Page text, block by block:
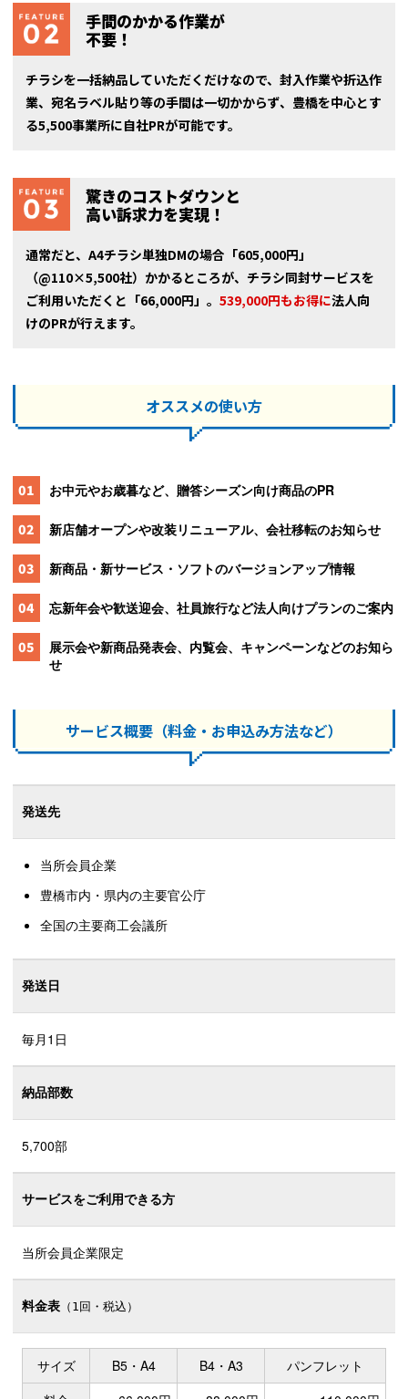
手間のかかる作業が
不要！
チラシを一括納品していただくだけなので、封入作業や折込作
業、宛名ラベル貼り等の手間は一切かからず、豊橋を中心とす
る5,500事業所に自社PRが可能です。
驚きのコストダウンと
高い訴求力を実現！
通常だと、A4チラシ単独DMの場合「605,000円」
（@110×5,500社）かかるところが、チラシ同封サービスを
ご利用いただくと「66,000円」。539,000円もお得に法人向
けのPRが行えます。
オススメの使い方
01 お中元やお歳暮など、贈答シーズン向け商品のPR
02 新店舗オープンや改装リニューアル、会社移転のお知らせ
03 新商品・新サービス・ソフトのバージョンアップ情報
04 忘新年会や歓送迎会、社員旅行など法人向けプランのご案内
05
展示会や新商品発表会、内覧会、キャンペーンなどのお知ら
せ
サービス概要（料金・お申込み方法など）
発送先
当所会員企業
豊橋市内・県内の主要官公庁
全国の主要商工会議所
発送日
毎月1日
納品部数
5,700部
サービスをご利用できる方
当所会員企業限定
料金表 （1回・税込）
サイズ B5・A4 B4・A3
パンフレット